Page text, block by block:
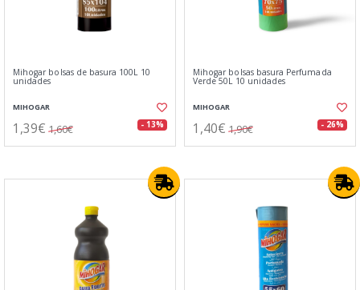
Mihogar bolsas de basura 100L 10
unidades
MIHOGAR
1,39€ 1,60€ - 13%
Mihogar bolsas basura Perfumada
Verde 50L 10 unidades
MIHOGAR
1,40€ 1,90€ - 26%